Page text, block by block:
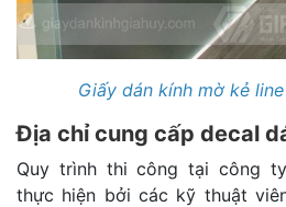
Giấy dán kính mờ kẻ
Địa chỉ cung cấp decal
Quy trình thi công tại công
thực hiện bởi các kỹ thuật